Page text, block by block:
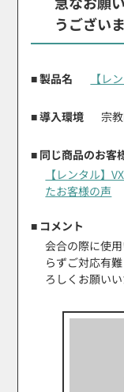
うござい
■ 製品名 【レ
■ 導入環境 宗
■ 同じ商品のお客
【レンタル】
たお客様の声
■ コメント
会合の際に使
らずご対応有
ろしくお願いい